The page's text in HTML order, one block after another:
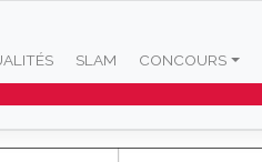
SLAM CONCOURS